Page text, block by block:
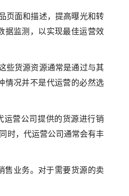
页面和描述，提高曝光和转
据监测，以实现最佳运营效
些货源资源通常是通过与其
情况并不是代运营的必然选
营公司提供的货源进行销
时，代运营公司通常会有丰
售业务。对于需要货源的卖